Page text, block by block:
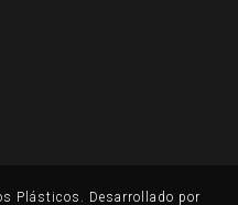
Plásticos. Desarrollado por